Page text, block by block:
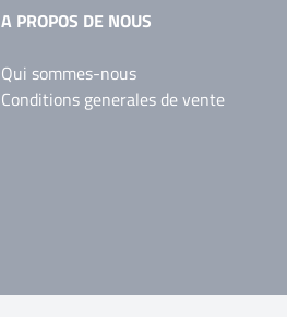
A PROPOS DE NOUS
Qui sommes-nous
Conditions generales de vente